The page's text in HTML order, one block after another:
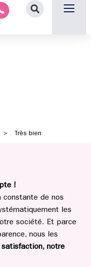
> Très bien
!
constante de nos
les
société. Et parce
nous les
satisfaction, notre